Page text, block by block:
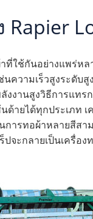
Rapier
ที่ใช้กันอย่างแพร่ห
ความเร็วสูงระดับ
งงานสูงวิธีการแทร
ด้ายได้ทุกประเภท
การทอผ้าหลายสีสา
ปจะกลายเป็นเครื่อง